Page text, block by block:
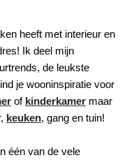
heeft met interieur en
Ik deel mijn
de leukste
je wooninspiratie voor
of kinderkamer maar
keuken, gang en tuin!
één van de vele